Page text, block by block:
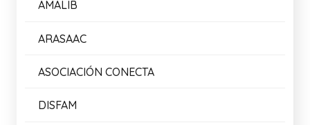
AMALIB
ARASAAC
ASOCIACIÓN CONECTA
DISFAM